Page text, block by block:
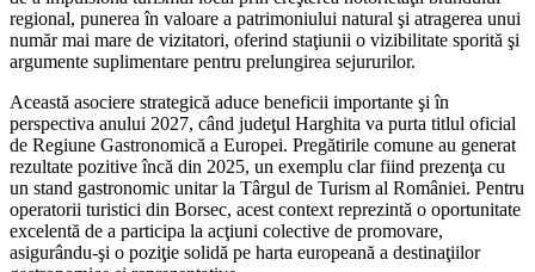
regional, punerea în valoare a patrimoniului natural şi atragerea unui
număr mai mare de vizitatori, oferind staţiunii o vizibilitate sporită şi
argumente suplimentare pentru prelungirea sejururilor.
Această asociere strategică aduce beneficii importante şi în
perspectiva anului 2027, când judeţul Harghita va purta titlul oficial
de Regiune Gastronomică a Europei. Pregătirile comune au generat
rezultate pozitive încă din 2025, un exemplu clar fiind prezenţa cu
un stand gastronomic unitar la Târgul de Turism al României. Pentru
operatorii turistici din Borsec, acest context reprezintă o oportunitate
excelentă de a participa la acţiuni colective de promovare,
asigurându-şi o poziţie solidă pe harta europeană a destinaţiilor